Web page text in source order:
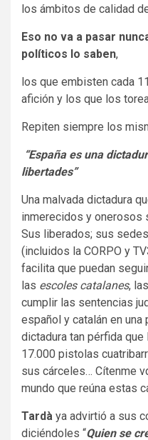
los ámbitos de calidad
Eso no va a pasar
políticos lo saben,
los que embisten cada
afición y los que los
Repiten siempre los
“España es una
libertades”
Una malvada dictadura
inmerecidos y onerosos
Sus liberados; sus
(incluidos la CORPO y
facilita que puedan
las escoles catalanes,
cumplir las sentencias
español y catalán en una
dictadura tan pérfida
17.000 pistolas
sus cárceles… Cítenme
mundo que reúna estas
Tardà ya advirtió a sus
diciéndoles “Quien se